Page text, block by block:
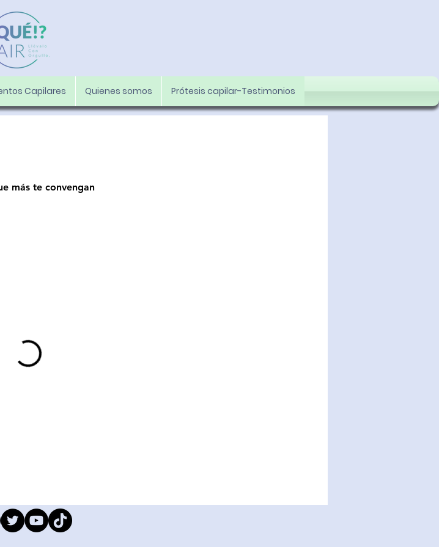
Capilares Quienes somos Prótesis capilar-Testimonios
más te convengan